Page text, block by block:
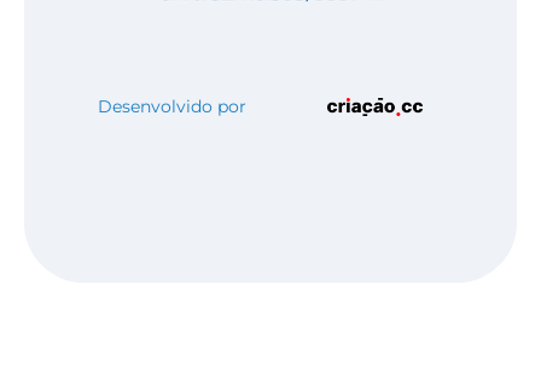
Desenvolvido por